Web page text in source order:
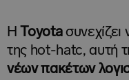
Η Toyota
της hot-hatc, αυτή
νέων πακέτων